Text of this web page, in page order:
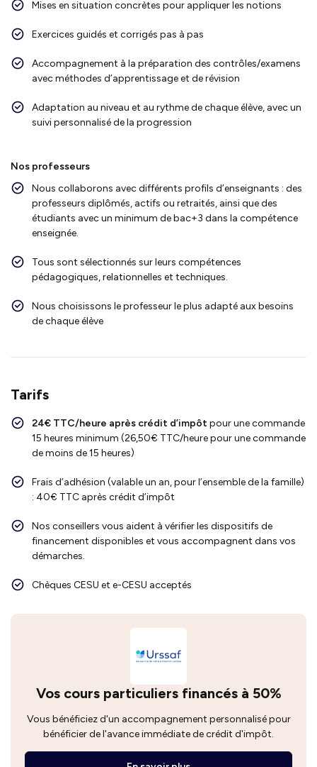
Mises en situation concrètes pour appliquer les notions
Exercices guidés et corrigés pas à pas
Accompagnement à la préparation des contrôles/examens
avec méthodes d’apprentissage et de révision
Adaptation au niveau et au rythme de chaque élève, avec un
suivi personnalisé de la progression
Nos professeurs
Nous collaborons avec différents profils d’enseignants : des
professeurs diplômés, actifs ou retraités, ainsi que des
étudiants avec un minimum de bac+3 dans la compétence
enseignée.
Tous sont sélectionnés sur leurs compétences
pédagogiques, relationnelles et techniques.
Nous choisissons le professeur le plus adapté aux besoins
de chaque élève
Tarifs
24€ TTC/heure après crédit d’impôt pour une commande
15 heures minimum (26,50€ TTC/heure pour une commande
de moins de 15 heures)
Frais d’adhésion (valable un an, pour l’ensemble de la famille)
: 40€ TTC après crédit d’impôt
Nos conseillers vous aident à vérifier les dispositifs de
financement disponibles et vous accompagnent dans vos
démarches.
Chèques CESU et e-CESU acceptés
Vos cours particuliers financés à 50%
Vous bénéficiez d'un accompagnement personnalisé pour
bénéficier de l'avance immédiate de crédit d'impôt.